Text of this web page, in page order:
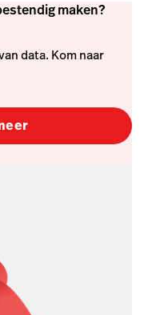
maken?
data. Kom naar